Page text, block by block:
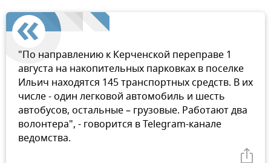
"По направлению к Керченской переправе 1
августа на накопительных парковках в поселке
Ильич находятся 145 транспортных средств. В их
числе - один легковой автомобиль и шесть
автобусов, остальные – грузовые. Работают два
волонтера", - говорится в Telegram-канале
ведомства.